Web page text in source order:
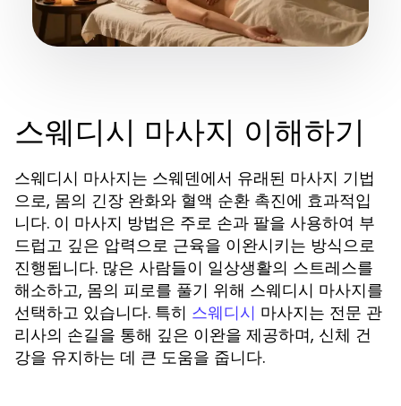
스웨디시 마사지 이해하기
스웨디시 마사지는 스웨덴에서 유래된 마사지 기법
으로, 몸의 긴장 완화와 혈액 순환 촉진에 효과적입
니다. 이 마사지 방법은 주로 손과 팔을 사용하여 부
드럽고 깊은 압력으로 근육을 이완시키는 방식으로
진행됩니다. 많은 사람들이 일상생활의 스트레스를
해소하고, 몸의 피로를 풀기 위해 스웨디시 마사지를
선택하고 있습니다. 특히 스웨디시 마사지는 전문 관
리사의 손길을 통해 깊은 이완을 제공하며, 신체 건
강을 유지하는 데 큰 도움을 줍니다.